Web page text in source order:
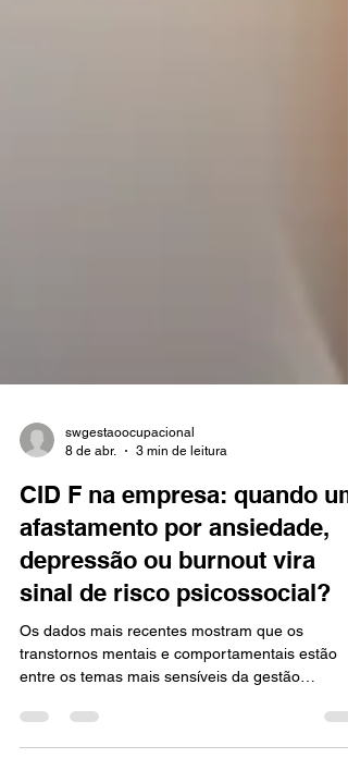
8 de abr.
3 min de leitura
CID F na empresa: quando um
afastamento por ansiedade,
depressão ou burnout vira
sinal de risco psicossocial?
Os dados mais recentes mostram que os
entre os temas mais sensíveis da gestão